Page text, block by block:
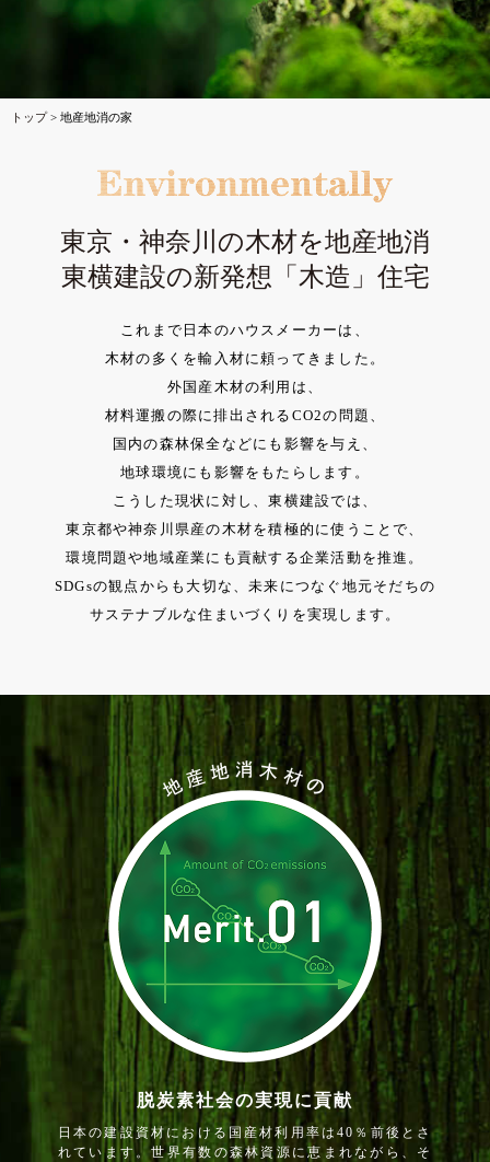
トップ> 地産地消の家
東京・神奈川の木材を地産地消
東横建設の新発想「木造」住宅
これまで日本のハウスメーカーは、
木材の多くを輸入材に頼ってきました。
外国産木材の利用は、
材料運搬の際に排出されるCO2の問題、
国内の森林保全などにも影響を与え、
地球環境にも影響をもたらします。
こうした現状に対し、東横建設では、
東京都や神奈川県産の木材を積極的に使うことで、
環境問題や地域産業にも貢献する企業活動を推進。
SDGsの観点からも大切な、未来につなぐ地元そだちの
サステナブルな住まいづくりを実現します。
脱炭素社会の実現に貢献
日本の建設資材における国産材利用率は40％前後とさ
れています。世界有数の森林資源に恵まれながら、そ